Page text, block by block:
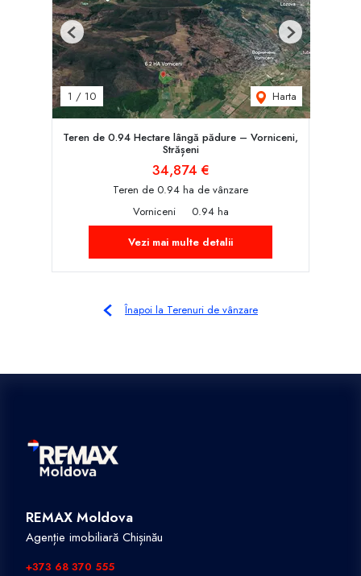
1 / 10 Harta
Previous Next
Teren de 0.94 Hectare lângă pădure – Vorniceni,
Strășeni
34,874 €
Teren de 0.94 ha de vânzare
Vorniceni
0.94 ha
Vezi mai multe detalii
Înapoi la Terenuri de vânzare
REMAX Moldova
Agenție imobiliară Chișinău
+373 68 370 555